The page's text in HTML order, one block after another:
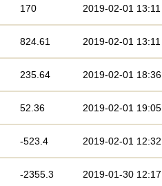
170 2019-02-01 13:11
824.61 2019-02-01 13:11
235.64 2019-02-01 18:36
52.36 2019-02-01 19:05
-523.4 2019-02-01 12:32
-2355.3 2019-01-30 12:17